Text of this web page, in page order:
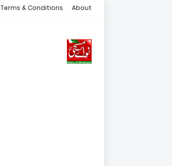
About
Terms & Conditions